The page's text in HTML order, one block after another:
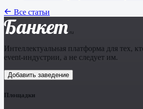
Все статьи
Банкет.ru
Интеллектуальная платформа для тех,
event-индустрии, а не следует им.
Добавить заведение
Площадки